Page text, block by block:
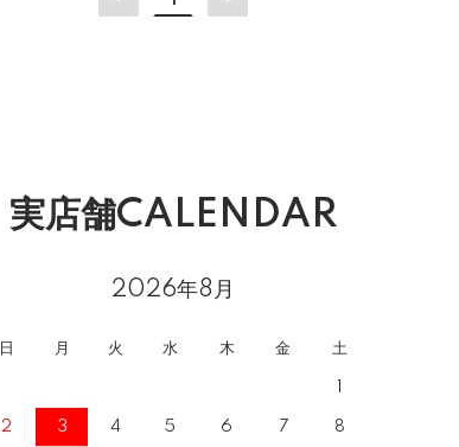
実店舗CALENDAR
2026年8月
日 月 火 水 木 金 土
2 3 4 5 6 7 8